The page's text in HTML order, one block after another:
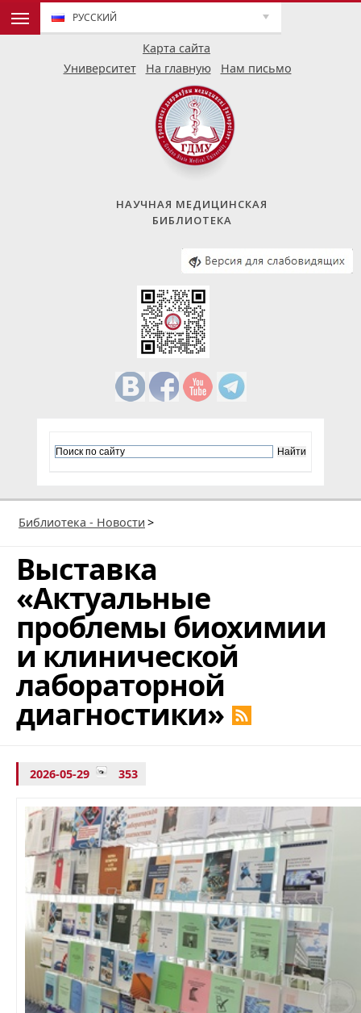
Карта сайта
РУССКИЙ
Университет На главную Нам письмо
НАУЧНАЯ МЕДИЦИНСКАЯ
БИБЛИОТЕКА
Библиотека - Новости >
Выставка
«Актуальные
проблемы биохимии
и клинической
лабораторной
диагностики»
2026-05-29 353